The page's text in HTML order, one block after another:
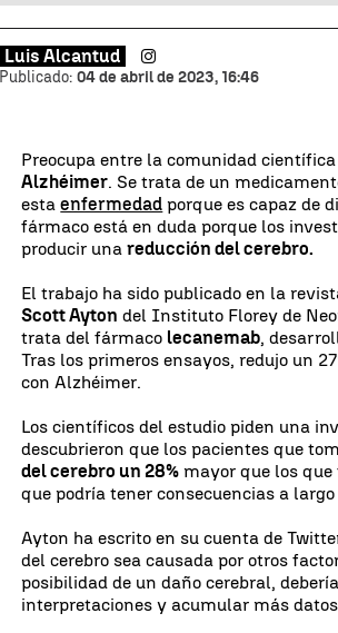
Luis Alcantud
Publicado: 04 de abril de 2023, 16:46
Preocupa entre la comunidad
Alzhéimer. Se trata de un
estaenfermedad porque es capaz de
fármaco está en duda porque los
producir unareducción del cerebro.
El trabajo ha sido publicado en la
Scott Ayton del Instituto Florey de
trata del fármaco lecanemab,
Tras los primeros ensayos, redujo un
con Alzhéimer.
Los científicos del estudio piden una
descubrieron que los pacientes que
del cerebro un 28% mayor que los
que podría tener consecuencias a largo
Ayton ha escrito en su cuenta de
del cerebro sea causada por otros
posibilidad de un daño cerebral,
interpretaciones y acumular más